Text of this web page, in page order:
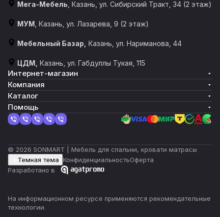
Мега-Мебель , Казань, ул. Сибирский Тракт, 34 (2 этаж)
МУМ , Казань, ул. Лазарева, 9 (2 этаж)
Мебельный Базар, Казань, ул. Нариманова, 44
ЦДМ, Казань, ул. Габдуллы Тукая, 115
Интернет-магазин
Компания
Каталог
Помощь
© 2026 SONMART | Мебель для спальни, кровати матрасы
Темная тема
КонфиденциальностьОферта
Разработано в
На информационном ресурсе применяются рекомендательные
технологии.